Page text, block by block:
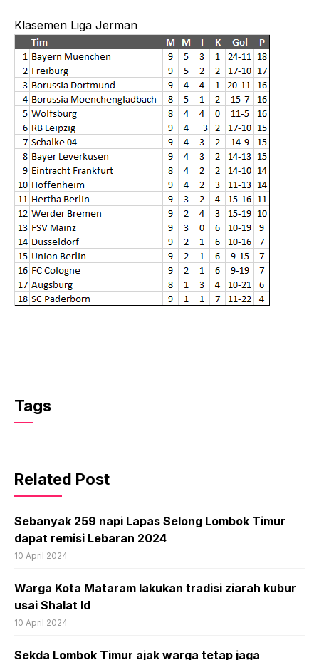
Klasemen Liga Jerman
Tags
Related Post
Sebanyak 259 napi Lapas Selong Lombok Timur
dapat remisi Lebaran 2024
10 April 2024
Warga Kota Mataram lakukan tradisi ziarah kubur
usai Shalat Id
10 April 2024
Sekda Lombok Timur ajak warga tetap jaga